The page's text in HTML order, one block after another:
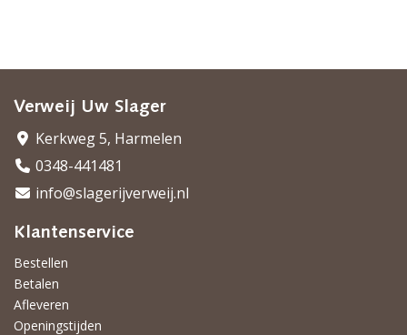
Verweij Uw Slager
Kerkweg 5, Harmelen
0348-441481
info@slagerijverweij.nl
Klantenservice
Bestellen
Betalen
Afleveren
Openingstijden